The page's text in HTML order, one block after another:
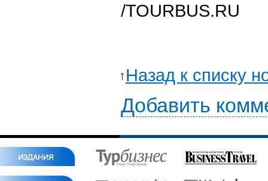
/TOURBUS.RU
Назад к списку
Добавить